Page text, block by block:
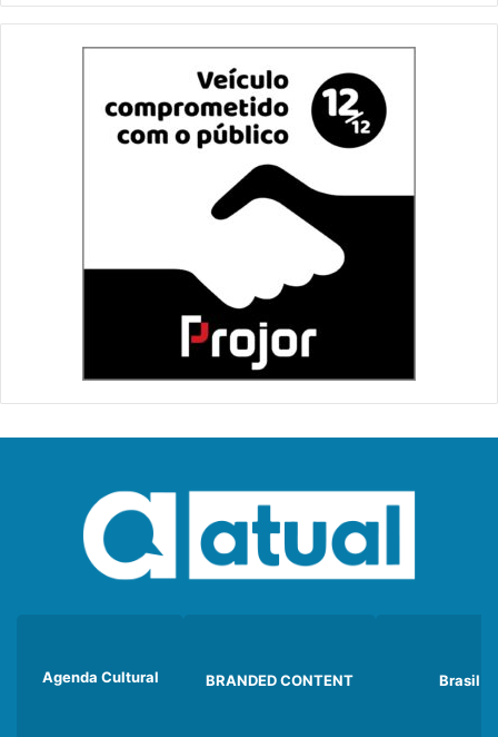
Agenda Cultural BRANDED CONTENT Brasil